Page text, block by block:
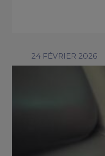
24 FÉVRIER 2026